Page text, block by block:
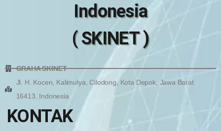
Indonesia
( SKINET )
GRAHA SKINET
Jl. H. Kocen, Kalimulya, Cilodong, Kota Depok, Jawa Barat
16413, Indonesia
KONTAK